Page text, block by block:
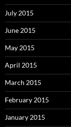
July 2015
June 2015
May 2015
April 2015
March 2015
February 2015
January 2015